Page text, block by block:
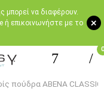
+
μπορεί να διαφέρουν.
ή επικοινωνήστε με το
0
πούδρα ABENA